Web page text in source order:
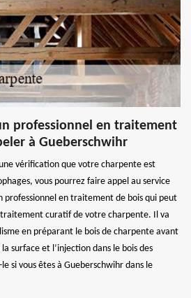
professionnel en traitement
à Gueberschwihr
vérification que votre charpente est
vous pourrez faire appel au service
professionnel en traitement de bois qui peut
curatif de votre charpente. Il va
en préparant le bois de charpente avant
surface et l’injection dans le bois des
si vous êtes à Gueberschwihr dans le